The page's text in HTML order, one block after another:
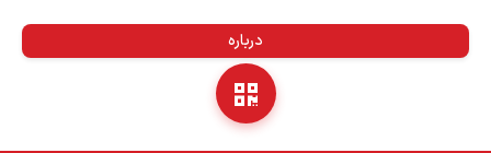
درباره